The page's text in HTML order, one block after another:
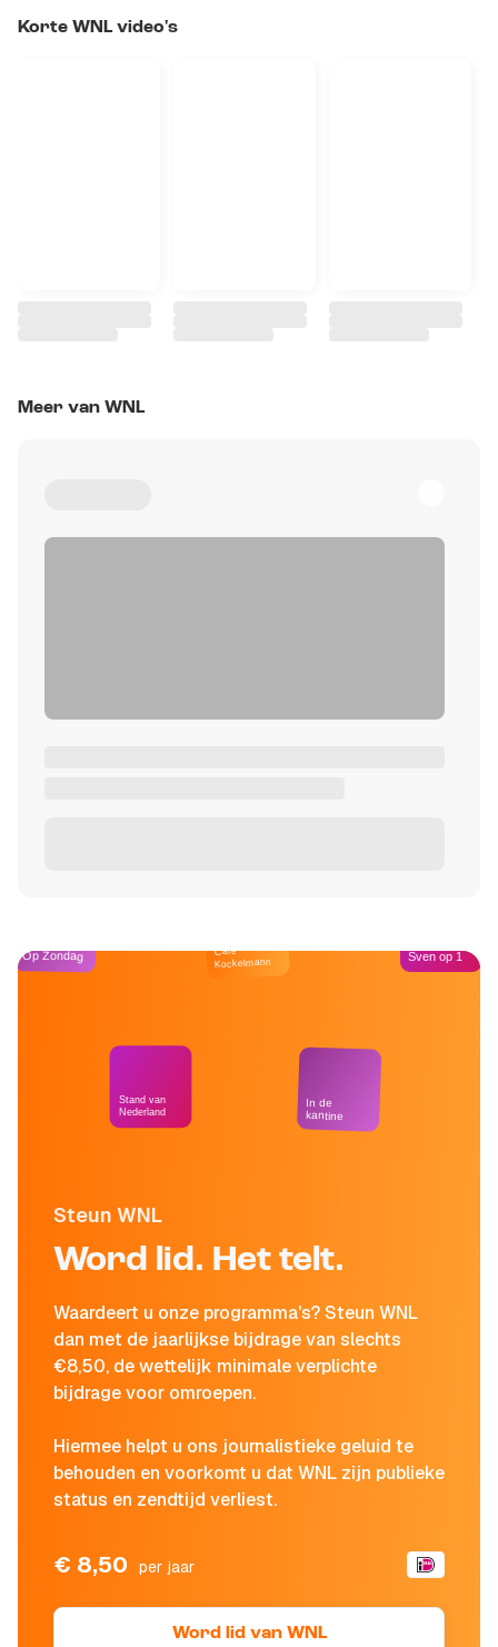
Korte WNL video's
Meer van WNL
Steun WNL
Word lid. Het telt.
Waardeert u onze programma's? Steun WNL
dan met de jaarlijkse bijdrage van slechts
€8,50, de wettelijk minimale verplichte
bijdrage voor omroepen.
Hiermee helpt u ons journalistieke geluid te
behouden en voorkomt u dat WNL zijn publieke
status en zendtijd verliest.
€ 8,50 per jaar
Word lid van WNL
Op Zondag
Stand van
Nederland
Café
Kockelmann
In de
kantine
Sven op 1